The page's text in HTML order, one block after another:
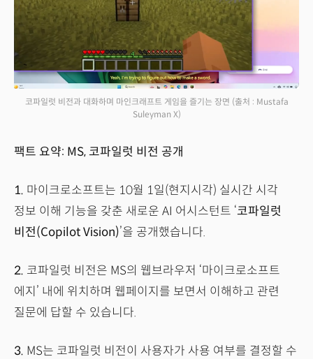
코파일럿 비전과 대화하며 마인크래프트 게임을 즐기는 장면 (출처 : Mustafa
Suleyman X)
팩트 요약: MS, 코파일럿 비전 공개
1. 마이크로소프트는 10월 1일(현지시각) 실시간 시각
정보 이해 기능을 갖춘 새로운 AI 어시스턴트 ‘코파일럿
비전(Copilot Vision)’을 공개했습니다.
2. 코파일럿 비전은 MS의 웹브라우저 ‘마이크로소프트
에지’ 내에 위치하며 웹페이지를 보면서 이해하고 관련
질문에 답할 수 있습니다.
3. MS는 코파일럿 비전이 사용자가 사용 여부를 결정할 수